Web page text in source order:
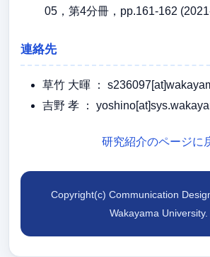
05，第4分冊，pp.161-162
連絡先
草竹 大暉 ：
吉野 孝 ：
研究紹介のページに
Copyright(c) Communication
Wakayama University.